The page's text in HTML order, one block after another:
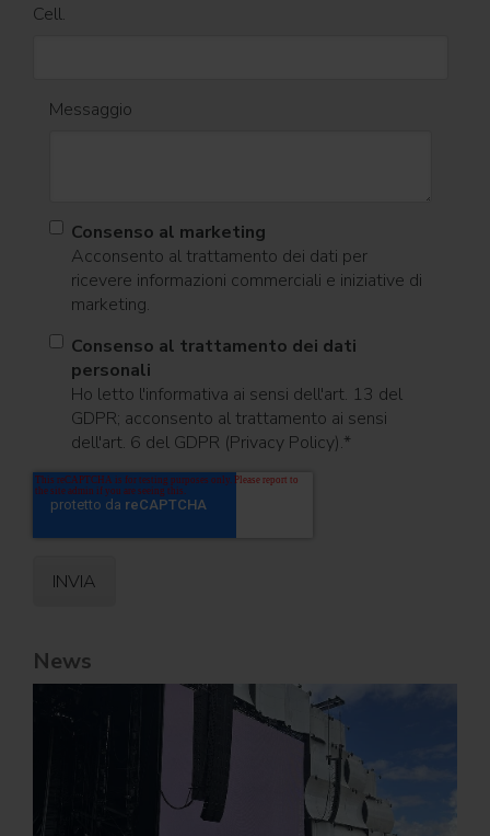
Cell.
Messaggio
Consenso al marketing
Acconsento al trattamento dei dati per
ricevere informazioni commerciali e iniziative di
marketing.
Consenso al trattamento dei dati
personali
Ho letto l'informativa ai sensi dell'art. 13 del
GDPR; acconsento al trattamento ai sensi
dell'art. 6 del GDPR (Privacy Policy).*
News